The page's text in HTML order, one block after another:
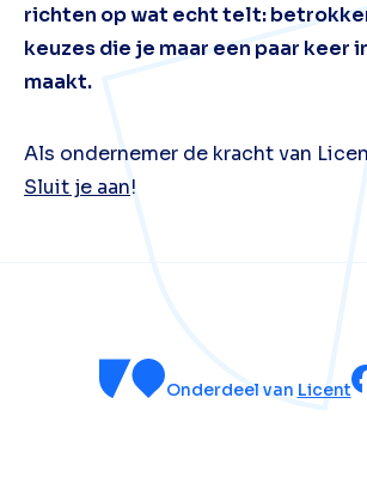
richten op wat echt telt:
keuzes die je maar een paar keer
maakt.
Als ondernemer de kracht van
Sluit je aan!
Onderdeel van Licent